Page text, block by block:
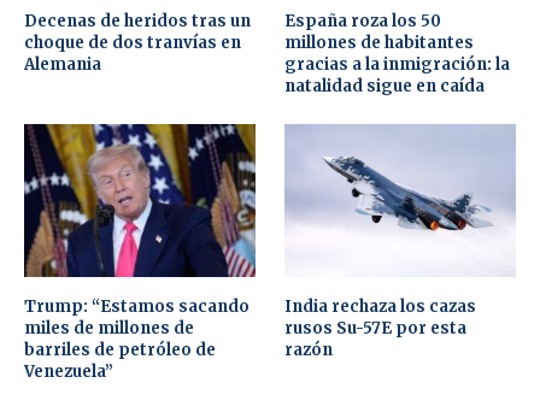
Decenas de heridos tras un
choque de dos tranvías en
Alemania
España roza los 50
millones de habitantes
gracias a la inmigración: la
natalidad sigue en caída
Trump: “Estamos sacando
miles de millones de
barriles de petróleo de
Venezuela”
India rechaza los cazas
rusos Su-57E por esta
razón